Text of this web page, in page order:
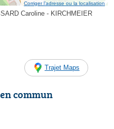
Corriger l’adresse ou la localisation
Caroline - KIRCHMEIER
Trajet Maps
commun